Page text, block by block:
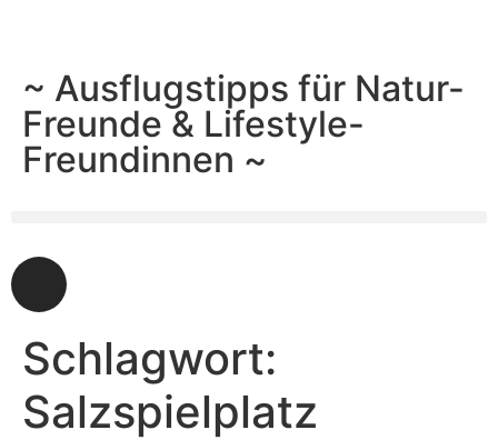
~ Ausflugstipps für Natur-
Freunde & Lifestyle-
Freundinnen ~
Schlagwort:
Salzspielplatz